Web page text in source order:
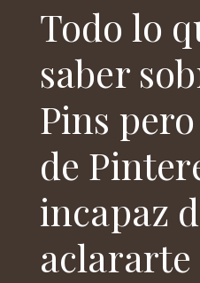
Todo lo
saber
Pins
de
incapaz
aclararte